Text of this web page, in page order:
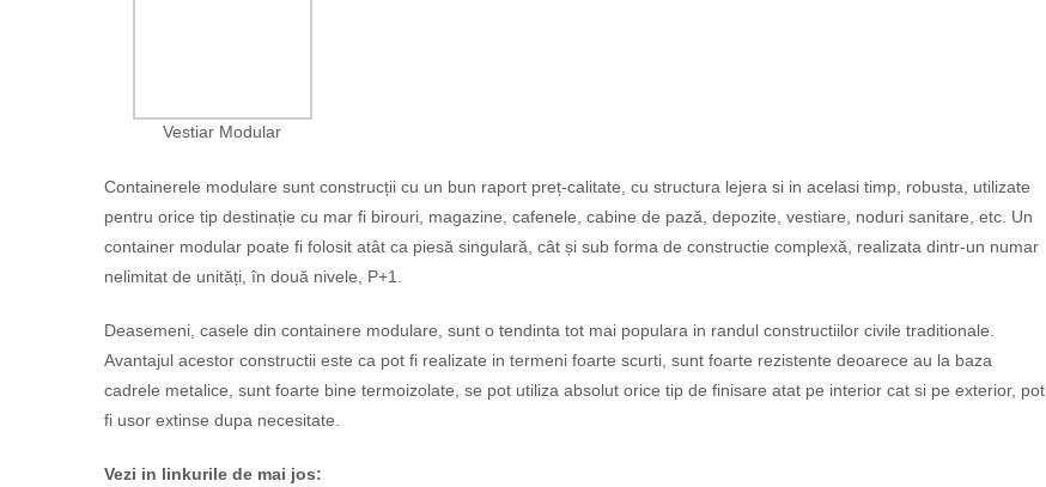
Vestiar Modular
Containerele modulare sunt construcții cu un bun raport preț-calitate, cu structura lejera si in acelasi timp, robusta, utilizate
pentru orice tip destinație cu mar fi birouri, magazine, cafenele, cabine de pază, depozite, vestiare, noduri sanitare, etc. Un
container modular poate fi folosit atât ca piesă singulară, cât și sub forma de constructie complexă, realizata dintr-un numar
nelimitat de unități, în două nivele, P+1.
Deasemeni, casele din containere modulare, sunt o tendinta tot mai populara in randul constructiilor civile traditionale.
Avantajul acestor constructii este ca pot fi realizate in termeni foarte scurti, sunt foarte rezistente deoarece au la baza
cadrele metalice, sunt foarte bine termoizolate, se pot utiliza absolut orice tip de finisare atat pe interior cat si pe exterior, pot
fi usor extinse dupa necesitate.
Vezi in linkurile de mai jos: